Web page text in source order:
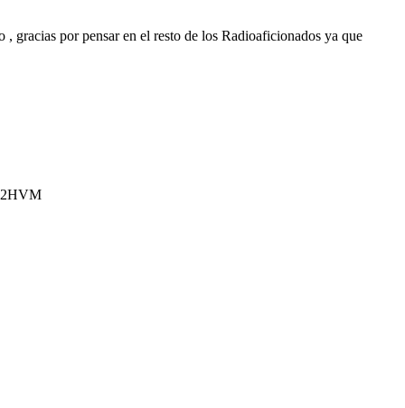
gracias por pensar en el resto de los Radioaficionados ya que